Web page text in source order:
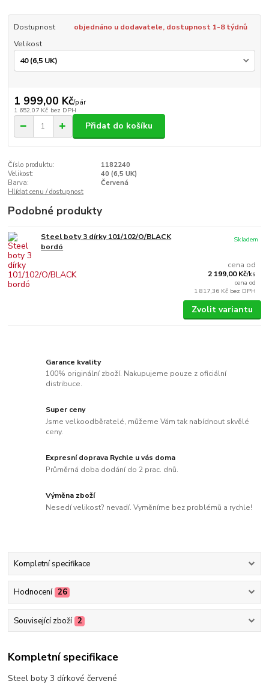
Dostupnost
objednáno u dodavatele, dostupnost 1-8 týdnů
Velikost
1 999,00 Kč/pár
1 652,07 Kč bez DPH
Přidat do košíku
Číslo produktu:
1182240
Velikost:
40 (6,5 UK)
Barva:
Červená
Hlídat cenu / dostupnost
Podobné produkty
Steel boty 3 dírky 101/102/O/BLACK
bordó
cena od
2 199,00 Kč/ks
cena od
1 817,36 Kč bez DPH
Skladem
Zvolit variantu
Garance kvality
100% originální zboží. Nakupujeme pouze z oficiální
distribuce.
Super ceny
Jsme velkoodběratelé, můžeme Vám tak nabídnout skvělé
ceny.
Expresní doprava Rychle u vás doma
Průměrná doba dodání do 2 prac. dnů.
Výměna zboží
Nesedí velikost? nevadí. Vyměníme bez problémů a rychle!
Kompletní specifikace
Hodnocení 26
Související zboží 2
Kompletní specifikace
Steel boty 3 dírkové červené